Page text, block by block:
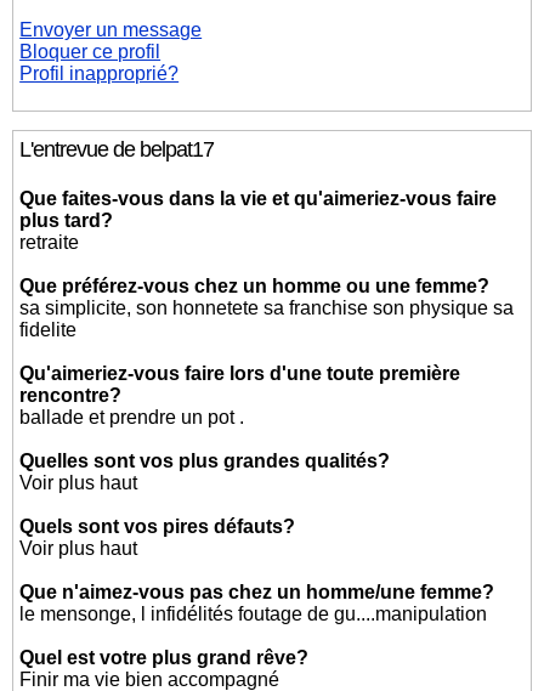
Envoyer un message
Bloquer ce profil
Profil inapproprié?
L'entrevue de belpat17
Que faites-vous dans la vie et qu'aimeriez-vous faire
plus tard?
retraite
Que préférez-vous chez un homme ou une femme?
sa simplicite, son honnetete sa franchise son physique sa
fidelite
Qu'aimeriez-vous faire lors d'une toute première
rencontre?
ballade et prendre un pot .
Quelles sont vos plus grandes qualités?
Voir plus haut
Quels sont vos pires défauts?
Voir plus haut
Que n'aimez-vous pas chez un homme/une femme?
le mensonge, l infidélités foutage de gu....manipulation
Quel est votre plus grand rêve?
Finir ma vie bien accompagné